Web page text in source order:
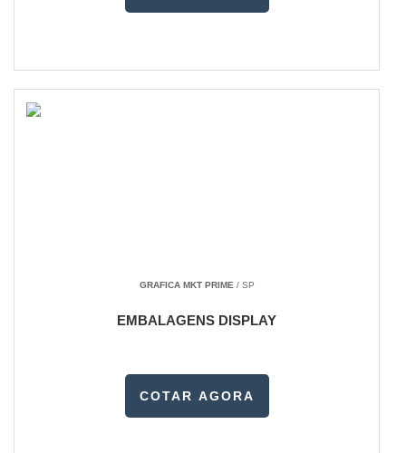
GRAFICA MKT PRIME/ SP
EMBALAGENS DISPLAY
COTAR AGORA